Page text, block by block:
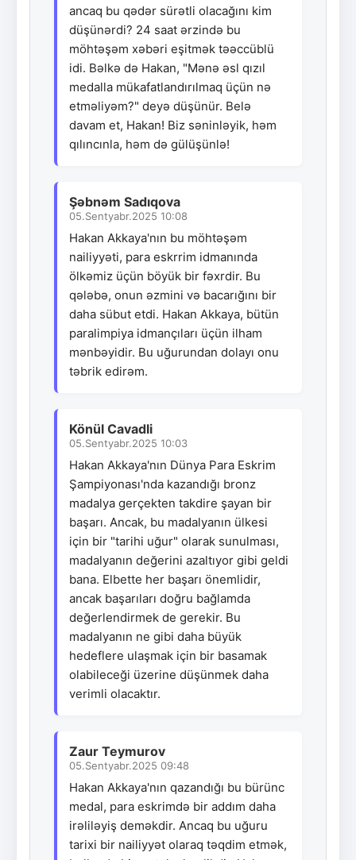
ancaq bu qədər sürətli olacağını kim
düşünərdi? 24 saat ərzində bu
möhtəşəm xəbəri eşitmək təəccüblü
idi. Bəlkə də Hakan, "Mənə əsl qızıl
medalla mükafatlandırılmaq üçün nə
etməliyəm?" deyə düşünür. Belə
davam et, Hakan! Biz səninləyik, həm
qılıncınla, həm də gülüşünlə!
Şəbnəm Sadıqova
05.Sentyabr.2025 10:08
Hakan Akkaya'nın bu möhtəşəm
nailiyyəti, para eskrrim idmanında
ölkəmiz üçün böyük bir fəxrdir. Bu
qələbə, onun əzmini və bacarığını bir
daha sübut etdi. Hakan Akkaya, bütün
paralimpiya idmançıları üçün ilham
mənbəyidir. Bu uğurundan dolayı onu
təbrik edirəm.
Könül Cavadli
05.Sentyabr.2025 10:03
Hakan Akkaya'nın Dünya Para Eskrim
Şampiyonası'nda kazandığı bronz
madalya gerçekten takdire şayan bir
başarı. Ancak, bu madalyanın ülkesi
için bir "tarihi uğur" olarak sunulması,
madalyanın değerini azaltıyor gibi geldi
bana. Elbette her başarı önemlidir,
ancak başarıları doğru bağlamda
değerlendirmek de gerekir. Bu
madalyanın ne gibi daha büyük
hedeflere ulaşmak için bir basamak
olabileceği üzerine düşünmek daha
verimli olacaktır.
Zaur Teymurov
05.Sentyabr.2025 09:48
Hakan Akkaya'nın qazandığı bu bürünc
medal, para eskrimdə bir addım daha
irəliləyiş deməkdir. Ancaq bu uğuru
tarixi bir nailiyyət olaraq təqdim etmək,